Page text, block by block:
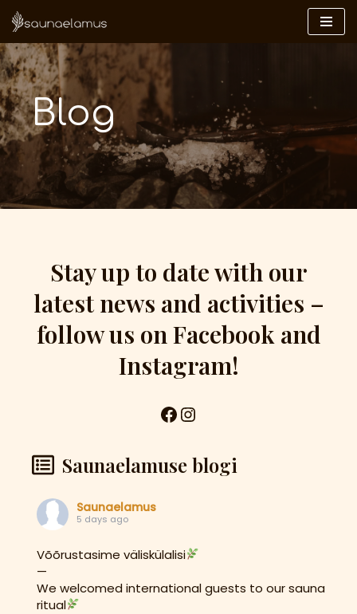
Skip
to
content
Blog
Stay up to date with our
latest news and activities –
follow us on Facebook and
Instagram!
Saunaelamuse blogi
Saunaelamus
5 days ago
Võõrustasime väliskülalisi
—
We welcomed international guests to our sauna
ritual